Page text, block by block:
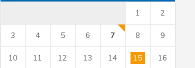
1 2
3 4 5 6 7 8 9
10 11 12 13 14 15 16